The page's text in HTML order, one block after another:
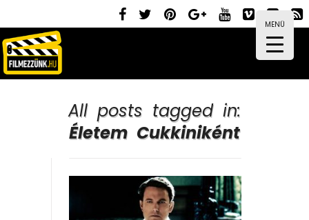
MENÜ
All posts tagged in:
Életem Cukkiniként